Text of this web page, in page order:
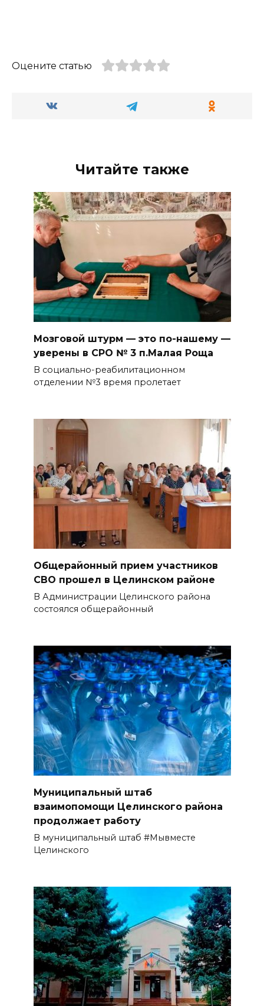
Оцените статью
Читайте также
Мозговой штурм — это по-нашему —
уверены в СРО № 3 п.Малая Роща
В социально-реабилитационном
отделении №3 время пролетает
Общерайонный прием участников
СВО прошел в Целинском районе
В Администрации Целинского района
состоялся общерайонный
Муниципальный штаб
взаимопомощи Целинского района
продолжает работу
В муниципальный штаб #Мывместе
Целинского